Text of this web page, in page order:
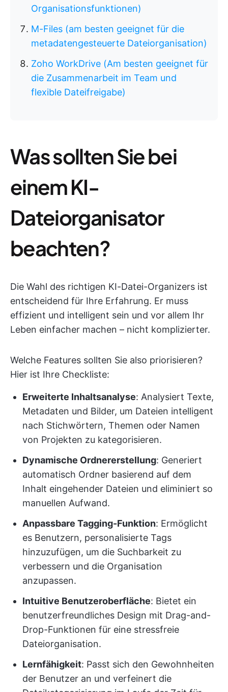
Organisationsfunktionen)
M-Files (am besten geeignet für die
metadatengesteuerte Dateiorganisation)
Zoho WorkDrive (Am besten geeignet für
die Zusammenarbeit im Team und
flexible Dateifreigabe)
Was sollten Sie bei
einem KI-
Dateiorganisator
beachten?
Die Wahl des richtigen KI-Datei-Organizers ist
entscheidend für Ihre Erfahrung. Er muss
effizient und intelligent sein und vor allem Ihr
Leben einfacher machen – nicht komplizierter.
Welche Features sollten Sie also priorisieren?
Hier ist Ihre Checkliste:
Erweiterte Inhaltsanalyse: Analysiert Texte,
Metadaten und Bilder, um Dateien intelligent
nach Stichwörtern, Themen oder Namen
von Projekten zu kategorisieren.
Dynamische Ordnererstellung: Generiert
automatisch Ordner basierend auf dem
Inhalt eingehender Dateien und eliminiert so
manuellen Aufwand.
Anpassbare Tagging-Funktion: Ermöglicht
es Benutzern, personalisierte Tags
hinzuzufügen, um die Suchbarkeit zu
verbessern und die Organisation
anzupassen.
Intuitive Benutzeroberfläche: Bietet ein
benutzerfreundliches Design mit Drag-and-
Drop-Funktionen für eine stressfreie
Dateiorganisation.
Lernfähigkeit: Passt sich den Gewohnheiten
der Benutzer an und verfeinert die